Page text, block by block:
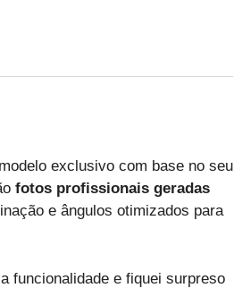
exclusivo com base no seu
fotos profissionais geradas
e ângulos otimizados para
funcionalidade e fiquei surpreso